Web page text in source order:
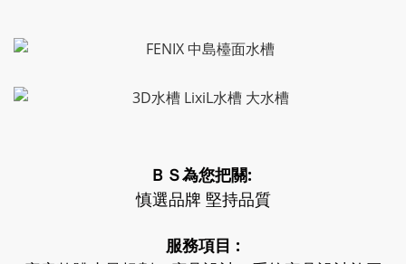
ＢＳ為您把關:
慎選品牌 堅持品質
服務項目 :